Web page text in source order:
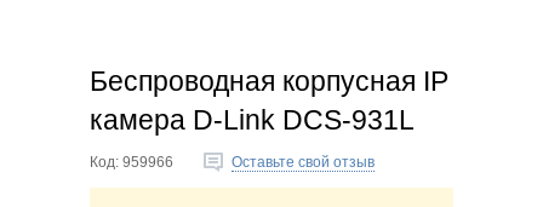
Беспроводная корпусная IP
камера D-Link DCS-931L
Код: 959966 Оставьте свой отзыв